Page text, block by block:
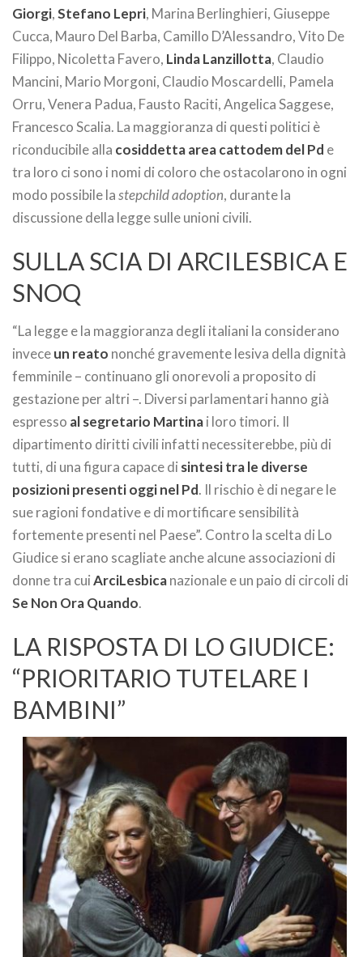
Giorgi,Stefano Lepri, Marina Berlinghieri, Giuseppe
Cucca, Mauro Del Barba, Camillo D’Alessandro, Vito De
Filippo, Nicoletta Favero, Linda Lanzillotta, Claudio
Mancini, Mario Morgoni, Claudio Moscardelli, Pamela
Orru, Venera Padua, Fausto Raciti, Angelica Saggese,
Francesco Scalia. La maggioranza di questi politici è
riconducibile alla cosiddetta area cattodem del Pd e
tra loro ci sono i nomi di coloro che ostacolarono in ogni
modo possibile lastepchild adoption, durante la
discussione della legge sulle unioni civili.
SULLA SCIA DI ARCILESBICA E
SNOQ
“La legge e la maggioranza degli italiani la considerano
inveceun reato nonché gravemente lesiva della dignità
femminile – continuano gli onorevoli a proposito di
gestazione per altri –. Diversi parlamentari hanno già
espresso al segretario Martinai loro timori. Il
dipartimento diritti civili infatti necessiterebbe, più di
tutti, di una figura capace di sintesi tra le diverse
posizioni presenti oggi nel Pd. Il rischio è di negare le
sue ragioni fondative e di mortificare sensibilità
fortemente presenti nel Paese”. Contro la scelta di Lo
Giudice si erano scagliate anche alcune associazioni di
donne tra cuiArciLesbicanazionale e un paio di circoli di
Se Non Ora Quando.
LA RISPOSTA DI LO GIUDICE:
“PRIORITARIO TUTELARE I
BAMBINI”